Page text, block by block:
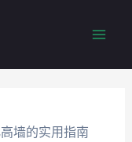
墙的实用指南